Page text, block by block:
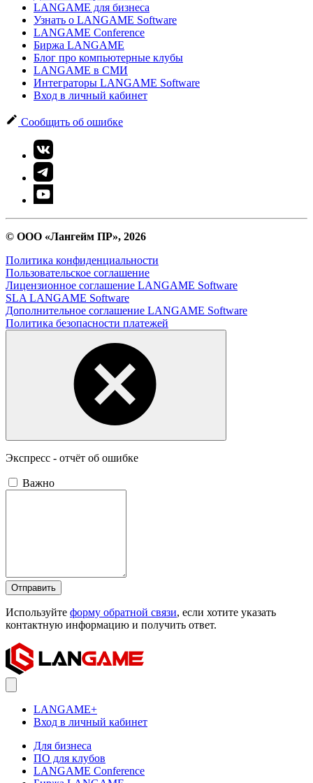
LANGAME для бизнеса
Узнать о LANGAME Software
LANGAME Conference
Биржа LANGAME
Блог про компьютерные клубы
LANGAME в СМИ
Интеграторы LANGAME Software
Вход в личный кабинет
Сообщить об ошибке
© ООО «Лангейм ПР», 2026
Политика конфиденциальности
Пользовательское соглашение
Лицензионное соглашение LANGAME Software
SLA LANGAME Software
Дополнительное соглашение LANGAME Software
Политика безопасности платежей
Экспресс - отчёт об ошибке
Важно
Отправить
Используйте форму обратной связи, если хотите указать
контактную информацию и получить ответ.
LANGAME+
Вход в личный кабинет
Для бизнеса
ПО для клубов
LANGAME Conference